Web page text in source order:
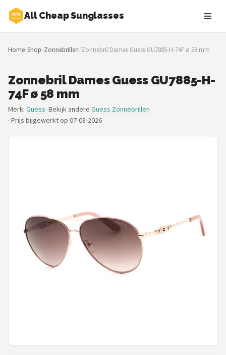
All Cheap Sunglasses
Zoeken
NAVIGATIE
Merken
Blog
POPULAIRE MERKEN
Polaroid
KIMU
Home/Shop/Zonnebrillen/Zonnebril Dames Guess GU7885-H-74F ø 58 mm
Zonnebril Dames Guess GU7885-H-
74F ø 58 mm
Merk: Guess· Bekijk andere Guess Zonnebrillen
· Prijs bijgewerkt op 07-08-2026